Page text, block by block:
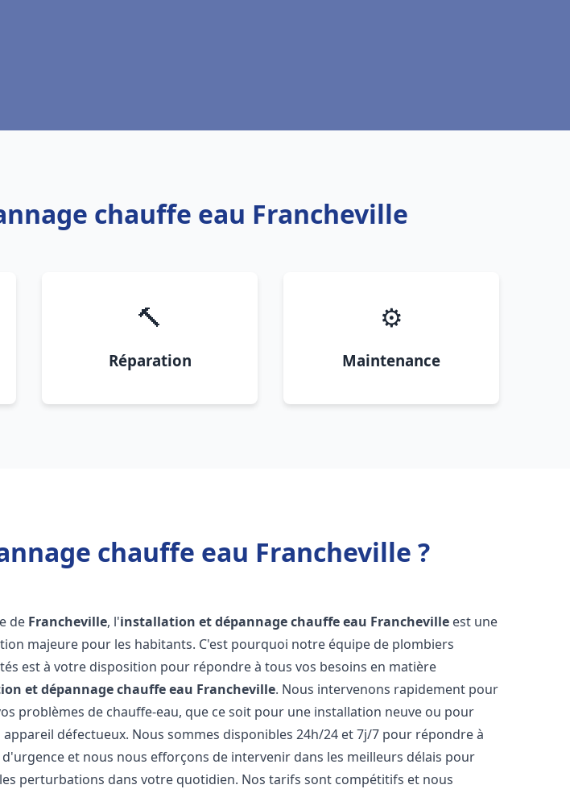
chauffe eau Francheville
🔨
Réparation
⚙️
Maintenance
chauffe eau Francheville ?
de Francheville, l'installation et dépannage chauffe eau Francheville est une
majeure pour les habitants. C'est pourquoi notre équipe de plombiers
est à votre disposition pour répondre à tous vos besoins en matière
et dépannage chauffe eau Francheville. Nous intervenons rapidement pour
problèmes de chauffe-eau, que ce soit pour une installation neuve ou pour
défectueux. Nous sommes disponibles 24h/24 et 7j/7 pour répondre à
d'urgence et nous nous efforçons de intervenir dans les meilleurs délais pour
perturbations dans votre quotidien. Nos tarifs sont compétitifs et nous